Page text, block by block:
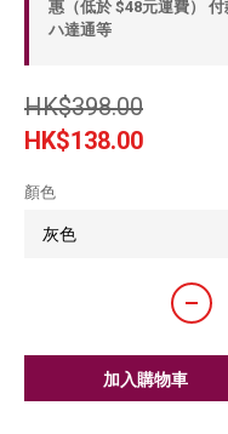
惠（低於 $48元運費）
ハ達通等
HK$398.00
HK$138.00
顏色
加入購物車